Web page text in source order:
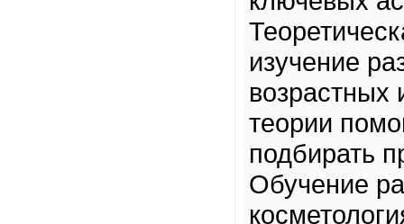
изучение
возрастных
теории
подбирать
Обучение